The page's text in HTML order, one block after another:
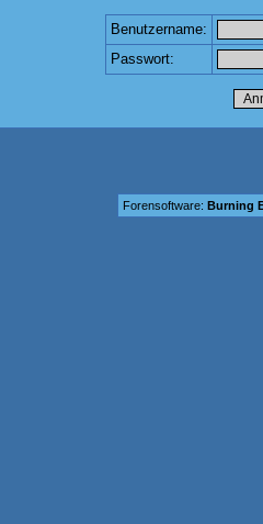
Benutzername:
Passwort:
Forensoftware: Burning